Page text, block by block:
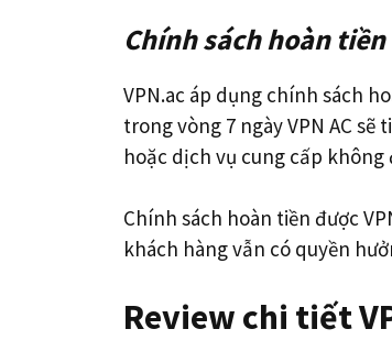
Chính sách hoàn tiền
VPN.ac áp dụng chính sách
trong vòng 7 ngày VPN AC
hoặc dịch vụ cung cấp
Chính sách hoàn tiền được
khách hàng vẫn có quyền
Review chi tiết